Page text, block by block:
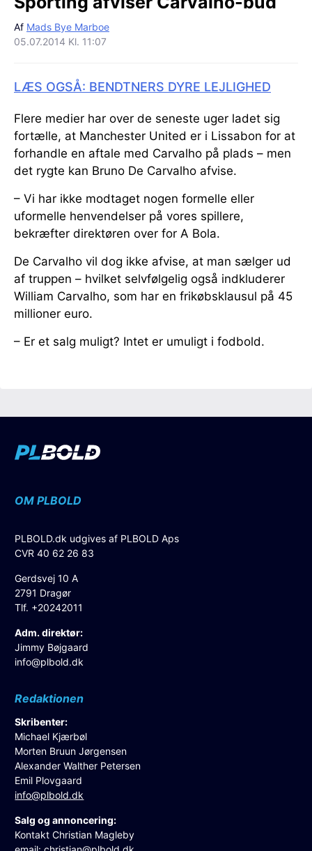
Af Mads Bye Marboe
05.07.2014 Kl. 11:07
LÆS OGSÅ: BENDTNERS DYRE LEJLIGHED
Flere medier har over de seneste uger ladet sig
fortælle, at Manchester United er i Lissabon for at
forhandle en aftale med Carvalho på plads – men
det rygte kan Bruno De Carvalho afvise.
– Vi har ikke modtaget nogen formelle eller
uformelle henvendelser på vores spillere,
bekræfter direktøren over for A Bola.
De Carvalho vil dog ikke afvise, at man sælger ud
af truppen – hvilket selvfølgelig også indkluderer
William Carvalho, som har en frikøbsklausul på 45
millioner euro.
– Er et salg muligt? Intet er umuligt i fodbold.
OM PLBOLD
PLBOLD.dk udgives af PLBOLD Aps
CVR 40 62 26 83
Gerdsvej 10 A
2791 Dragør
Tlf. +20242011
Adm. direktør:
Jimmy Bøjgaard
info@plbold.dk
Redaktionen
Skribenter:
Michael Kjærbøl
Morten Bruun Jørgensen
Alexander Walther Petersen
Emil Plovgaard
info@plbold.dk
Salg og annoncering:
Kontakt Christian Magleby